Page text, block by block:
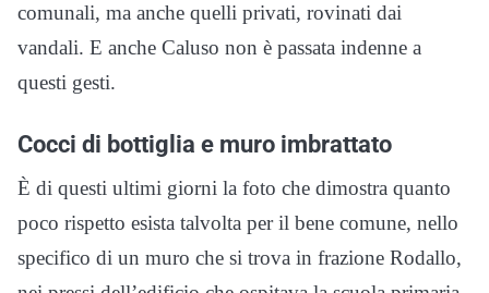
comunali, ma anche quelli privati, rovinati dai
vandali. E anche Caluso non è passata indenne a
questi gesti.
Cocci di bottiglia e muro imbrattato
È di questi ultimi giorni la foto che dimostra quanto
poco rispetto esista talvolta per il bene comune, nello
specifico di un muro che si trova in frazione Rodallo,